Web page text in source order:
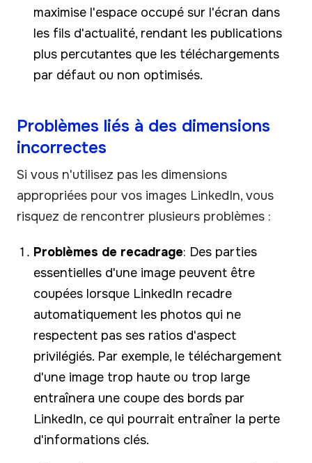
maximise l'espace occupé sur l'écran dans
les fils d'actualité, rendant les publications
plus percutantes que les téléchargements
par défaut ou non optimisés.
Problèmes liés à des dimensions
incorrectes
Si vous n'utilisez pas les dimensions
appropriées pour vos images LinkedIn, vous
risquez de rencontrer plusieurs problèmes :
Problèmes de recadrage: Des parties
essentielles d'une image peuvent être
coupées lorsque LinkedIn recadre
automatiquement les photos qui ne
respectent pas ses ratios d'aspect
privilégiés. Par exemple, le téléchargement
d'une image trop haute ou trop large
entraînera une coupe des bords par
LinkedIn, ce qui pourrait entraîner la perte
d'informations clés.